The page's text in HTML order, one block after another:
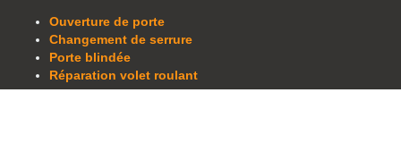
Ouverture de porte
Changement de serrure
Porte blindée
Réparation volet roulant